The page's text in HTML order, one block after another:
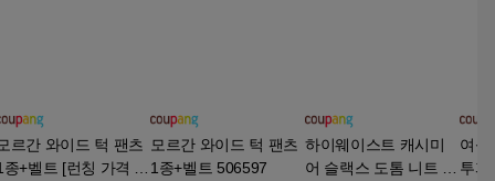
르간 와이드 턱 팬츠
종+벨트 [런칭 가격 7
모르간 와이드 턱 팬츠
1종+벨트 506597
하이웨이스트 캐시미
어 슬랙스 도톰 니트 와
여성
투피